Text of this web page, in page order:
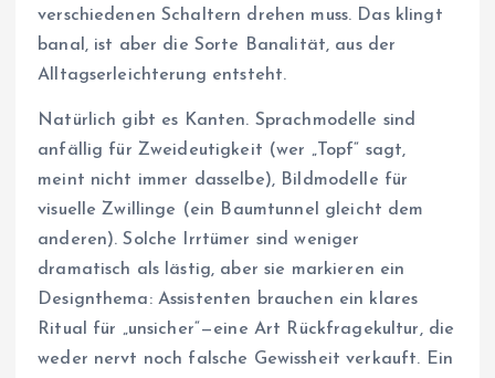
verschiedenen Schaltern drehen muss. Das klingt
banal, ist aber die Sorte Banalität, aus der
Alltagserleichterung entsteht.
Natürlich gibt es Kanten. Sprachmodelle sind
anfällig für Zweideutigkeit (wer „Topf“ sagt,
meint nicht immer dasselbe), Bildmodelle für
visuelle Zwillinge (ein Baumtunnel gleicht dem
anderen). Solche Irrtümer sind weniger
dramatisch als lästig, aber sie markieren ein
Designthema: Assistenten brauchen ein klares
Ritual für „unsicher“—eine Art Rückfragekultur, die
weder nervt noch falsche Gewissheit verkauft. Ein